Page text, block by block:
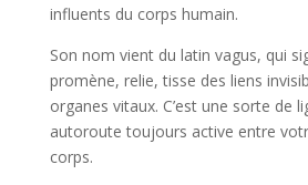
influents du corps humain.
Son nom vient du latin vagus, qui
promène, relie, tisse des liens
organes vitaux. C’est une sorte de
autoroute toujours active entre
corps.